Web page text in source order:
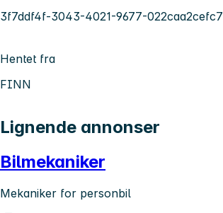
3f7ddf4f-3043-4021-9677-022caa2cefc7
Hentet fra
FINN
Lignende annonser
Bilmekaniker
Mekaniker for personbil